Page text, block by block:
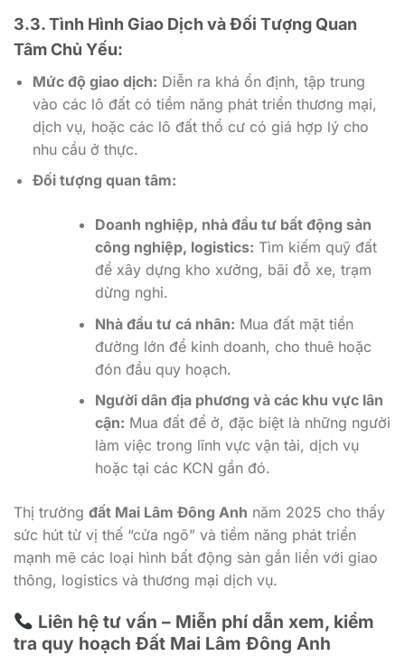
3.3. Tình Hình Giao Dịch và Đối Tượng Quan
Tâm Chủ Yếu:
Mức độ giao dịch: Diễn ra khá ổn định, tập trung
vào các lô đất có tiềm năng phát triển thương mại,
dịch vụ, hoặc các lô đất thổ cư có giá hợp lý cho
nhu cầu ở thực.
Đối tượng quan tâm:
Doanh nghiệp, nhà đầu tư bất động sản
công nghiệp, logistics: Tìm kiếm quỹ đất
để xây dựng kho xưởng, bãi đỗ xe, trạm
dừng nghỉ.
Nhà đầu tư cá nhân: Mua đất mặt tiền
đường lớn để kinh doanh, cho thuê hoặc
đón đầu quy hoạch.
Người dân địa phương và các khu vực lân
cận: Mua đất để ở, đặc biệt là những người
làm việc trong lĩnh vực vận tải, dịch vụ
hoặc tại các KCN gần đó.
Thị trường đất Mai Lâm Đông Anh năm 2025 cho thấy
sức hút từ vị thế “cửa ngõ” và tiềm năng phát triển
mạnh mẽ các loại hình bất động sản gắn liền với giao
thông, logistics và thương mại dịch vụ.
Liên hệ tư vấn – Miễn phí dẫn xem, kiểm
tra quy hoạch Đất Mai Lâm Đông Anh